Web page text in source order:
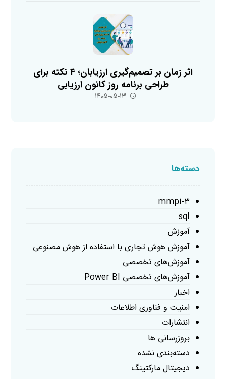
اثر زمان بر تصمیم‌گیری ارزیابان؛ ۴ نکته برای
طراحی برنامه روز کانون ارزیابی
۱۴۰۵-۰۵-۱۳
دسته‌ها
mmpi-۳
sql
آموزش
آموزش هوش تجاری با استفاده از هوش مصنوعی
آموزش‌های تخصصی
آموزش‌های تخصصی Power BI
اخبار
امنیت و فناوری اطلاعات
انتشارات
بروزرسانی ها
دسته‌بندی نشده
دیجیتال مارکتینگ